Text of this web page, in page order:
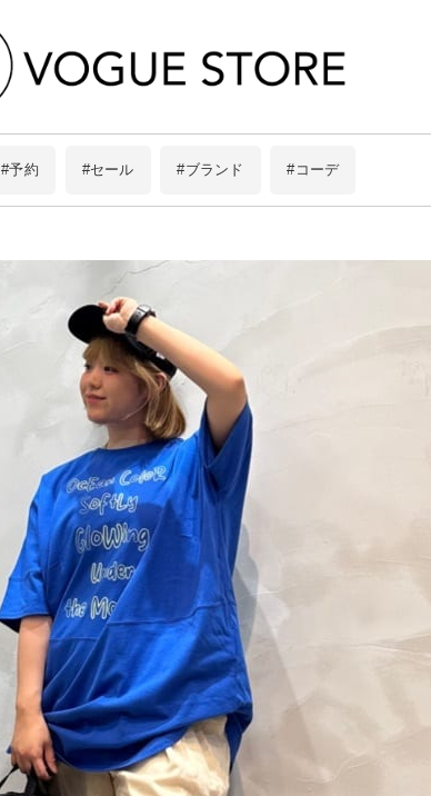
#予約 #セール #ブランド #コーデ
アイテムを探す
ブランドから探す
条件絞り込み検索
スタイリングから探す
この条件で絞り込む